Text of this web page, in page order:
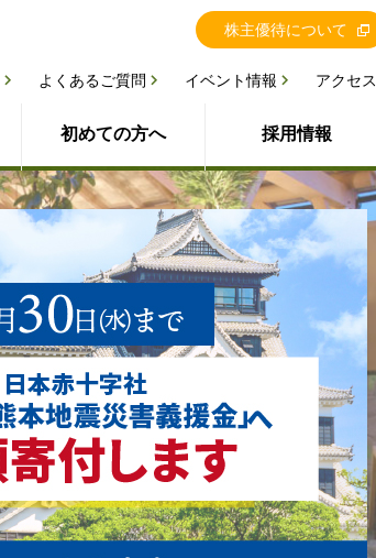
初めての方へ 採用情報
よくあるご質問 イベント情報 アクセス
株主優待について